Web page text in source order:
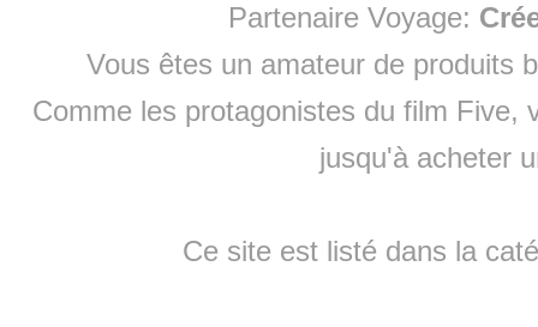
Partenaire Voyage:
Vous êtes un amateur de produits
Comme les protagonistes du film Five,
jusqu'à acheter
Ce site est listé dans la